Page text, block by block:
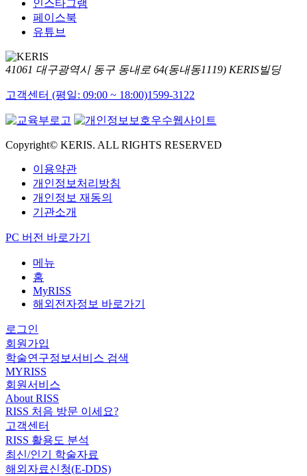
인스타그램
페이스북
유튜브
41061 대구광역시 동구 동내로 64(동내동1119) KERIS빌딩
고객센터 (평일: 09:00 ~ 18:00)1599-3122
Copyright© KERIS. ALL RIGHTS RESERVED
이용약관
개인정보처리방침
개인정보 재동의
기관소개
PC 버전 바로가기
메뉴
홈
MyRISS
해외전자정보 바로가기
로그인
회원가입
학술연구정보서비스 검색
MYRISS
회원서비스
About RISS
RISS 처음 방문 이세요?
고객센터
RISS 활용도 분석
최신/인기 학술자료
해외자료신청(E-DDS)